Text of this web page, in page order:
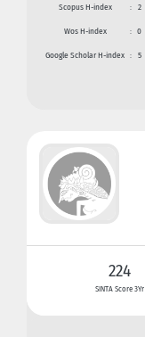
Scopus H-index : 2
Wos H-index : 0
Google Scholar H-index : 5
224
SINTA Score 3Yr